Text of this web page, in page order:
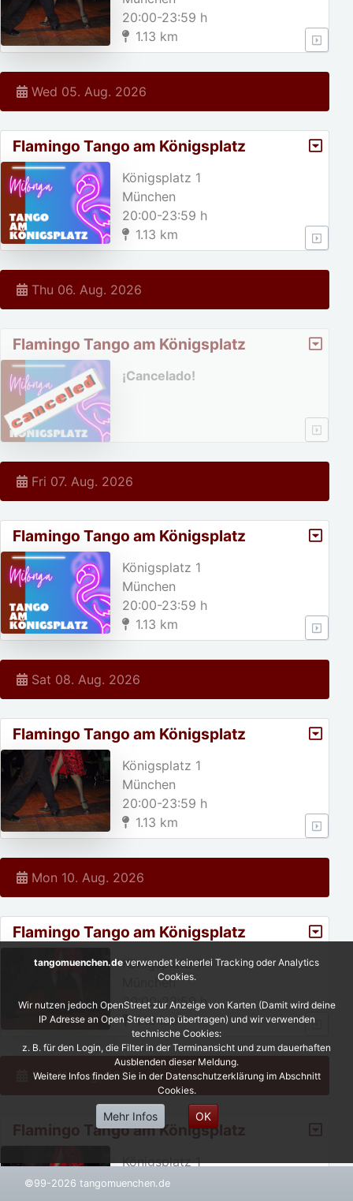
20:00-23:59 h
1.13 km
Wed 05. Aug. 2026
Flamingo Tango am Königsplatz
Königsplatz 1
München
20:00-23:59 h
1.13 km
Thu 06. Aug. 2026
Flamingo Tango am Königsplatz
¡Cancelado!
Fri 07. Aug. 2026
Flamingo Tango am Königsplatz
Königsplatz 1
München
20:00-23:59 h
1.13 km
Sat 08. Aug. 2026
Flamingo Tango am Königsplatz
Königsplatz 1
München
20:00-23:59 h
1.13 km
Mon 10. Aug. 2026
Flamingo Tango am Königsplatz
Königsplatz 1
München
20:00-23:59 h
1.13 km
Tue 11. Aug. 2026
Flamingo Tango am Königsplatz
Königsplatz 1
München
©99-2026 tangomuenchen.de
tangomuenchen.de verwendet keinerlei Tracking oder Analytics
Cookies.
Wir nutzen jedoch OpenStreet zur Anzeige von Karten (Damit wird deine
IP Adresse an Open Street map übertragen) und wir verwenden
technische Cookies:
z. B. für den Login, die Filter in der Terminansicht und zum dauerhaften
Ausblenden dieser Meldung.
Weitere Infos finden Sie in der Datenschutzerklärung im Abschnitt
Cookies.
Mehr Infos OK